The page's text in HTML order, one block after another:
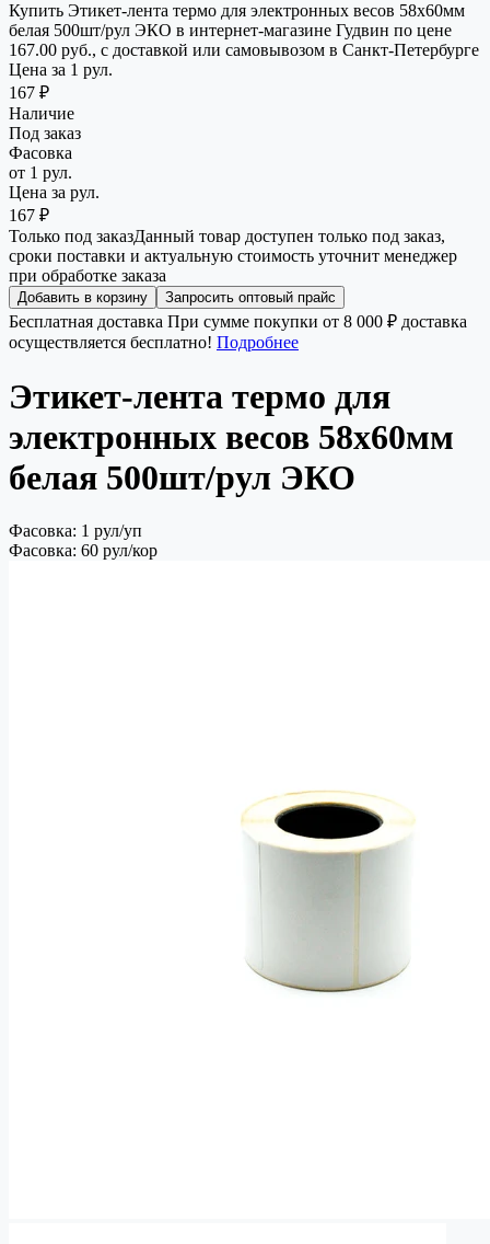
Купить Этикет-лента термо для электронных весов 58х60мм
белая 500шт/рул ЭКО в интернет-магазине Гудвин по цене
167.00 руб., с доставкой или самовывозом в Санкт-Петербурге
Цена за 1 рул.
167 ₽
Наличие
Под заказ
Фасовка
от 1 рул.
Цена за рул.
167 ₽
Только под заказДанный товар доступен только под заказ,
сроки поставки и актуальную стоимость уточнит менеджер
при обработке заказа
Добавить в корзину Запросить оптовый прайс
Бесплатная доставка При сумме покупки от 8 000 ₽ доставка
осуществляется бесплатно! Подробнее
Этикет-лента термо для
электронных весов 58х60мм
белая 500шт/рул ЭКО
Фасовка: 1 рул/уп
Фасовка: 60 рул/кор